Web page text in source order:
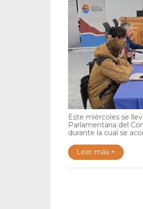
Este miércoles se
Parlamentaria del
durante la cual se
Leer más +